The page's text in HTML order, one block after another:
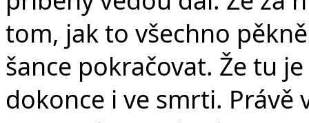
tom, jak to všechno
šance pokračovat. Že tu
dokonce i ve smrti. Právě